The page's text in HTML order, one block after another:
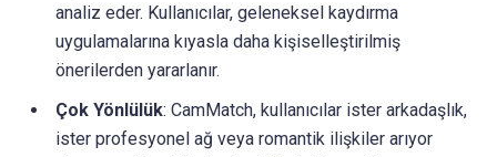
analiz eder. Kullanıcılar, geleneksel kaydırma
uygulamalarına kıyasla daha kişiselleştirilmiş
önerilerden yararlanır.
Çok Yönlülük: CamMatch, kullanıcılar ister arkadaşlık,
ister profesyonel ağ veya romantik ilişkiler arıyor